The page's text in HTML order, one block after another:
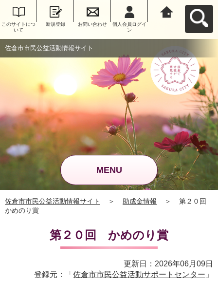
このサイトにつ
いて
新規登録 お問い合わせ
個人会員ログイ
ン
佐倉市市民公益活動情報サイト
MENU
佐倉市市民公益活動情報サイト ＞ 助成金情報 ＞
第２０回
かめのり賞
第２０回 かめのり賞
更新日：2026年06月09日
登録元：「 佐倉市市民公益活動サポートセンター 」